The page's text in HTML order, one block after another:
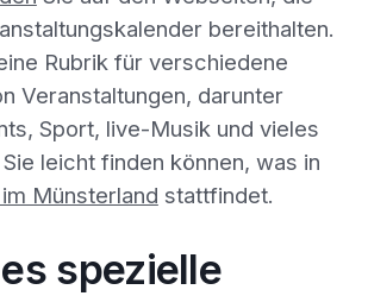
bereithalten.
Rubrik für verschiedene
Veranstaltungen, darunter
Sport, live-Musik und vieles
leicht finden können, was in
Münsterland stattfindet.
spezielle